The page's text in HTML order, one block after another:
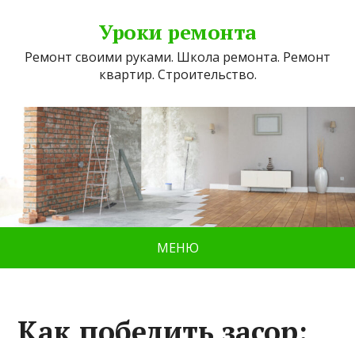
Уроки ремонта
Ремонт своими руками. Школа ремонта. Ремонт
квартир. Строительство.
МЕНЮ